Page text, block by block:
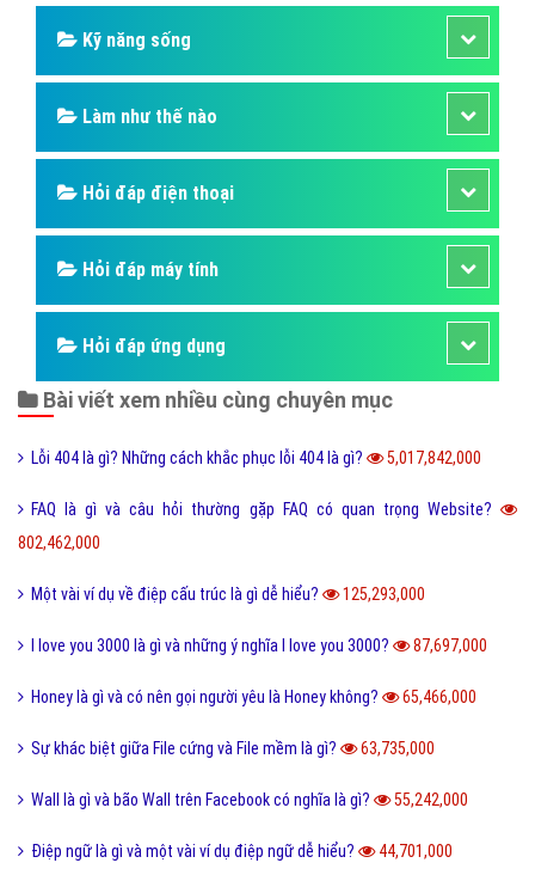
Kỹ năng sống
Làm như thế nào
Hỏi đáp điện thoại
Hỏi đáp máy tính
Hỏi đáp ứng dụng
Bài viết xem nhiều cùng chuyên mục
Lỗi 404 là gì? Những cách khắc phục lỗi 404 là gì? 5,017,842,000
FAQ là gì và câu hỏi thường gặp FAQ có quan trọng Website?
802,462,000
Một vài ví dụ về điệp cấu trúc là gì dễ hiểu? 125,293,000
I love you 3000 là gì và những ý nghĩa I love you 3000? 87,697,000
Honey là gì và có nên gọi người yêu là Honey không? 65,466,000
Sự khác biệt giữa File cứng và File mềm là gì? 63,735,000
Wall là gì và bão Wall trên Facebook có nghĩa là gì? 55,242,000
Điệp ngữ là gì và một vài ví dụ điệp ngữ dễ hiểu? 44,701,000